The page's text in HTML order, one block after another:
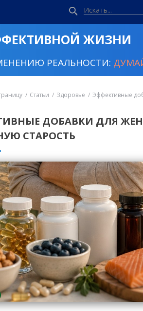
ЖИЗНИ
РЕАЛЬНОСТИ:
Статьи Здоровье Эффективные
ДОБАВКИ ДЛЯ
СТАРОСТЬ